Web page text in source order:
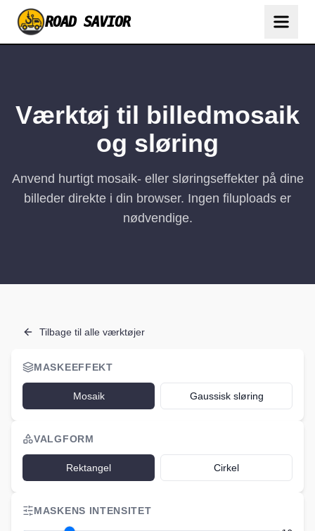
ROAD SAVIOR
Værktøj til billedmosaik
og sløring
Anvend hurtigt mosaik- eller sløringseffekter på dine
billeder direkte i din browser. Ingen filuploads er
nødvendige.
Tilbage til alle værktøjer
MASKEEFFEKT
Mosaik Gaussisk sløring
VALGFORM
Rektangel Cirkel
MASKENS INTENSITET